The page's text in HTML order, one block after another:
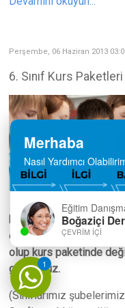
Perşembe, 06 Haziran 2013
6. Sınıf Kurs Paketleri
hazırladığımız özel
eğitim vermekteyiz.
olup kurs paketinde
görüşünüz.
(Sınıflarımız
1
Merhaba
Nasıl Yardımcı
Eğitim
Boğaziçi
ÇEVRIM İÇI